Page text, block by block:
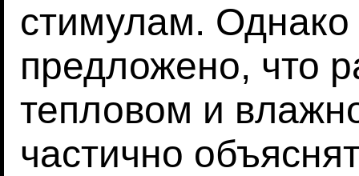
стимулам.
предложено, что
тепловом и
частично